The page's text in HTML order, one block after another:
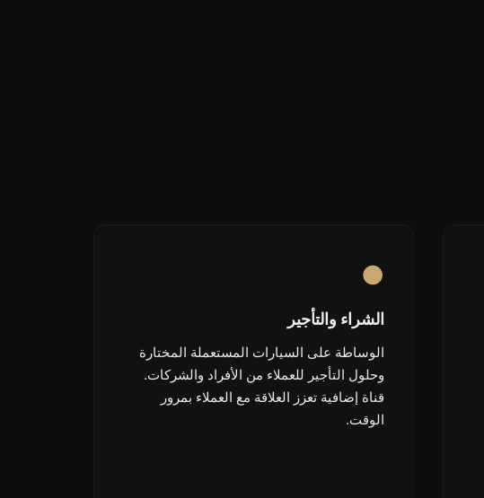
●
الشراء والتأجير
الوساطة على السيارات المستعملة المختارة
وحلول التأجير للعملاء من الأفراد والشركات.
قناة إضافية تعزز العلاقة مع العملاء بمرور
الوقت.